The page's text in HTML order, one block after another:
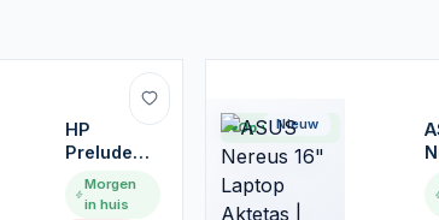
HP
Prelude
15.6"
Laptop
Morgen
in huis
Op voorraad
Nieuw